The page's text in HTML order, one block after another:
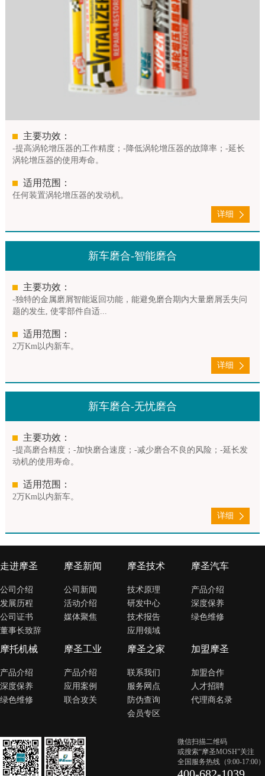
主要功效：
-提高涡轮增压器的工作精度；-降低涡轮增压器的故障率；-延长
涡轮增压器的使用寿命。
适用范围：
任何装置涡轮增压器的发动机。
详细
新车磨合-智能磨合
主要功效：
-独特的金属磨屑智能返回功能，能避免磨合期内大量磨屑丢失问
题的发生, 使零部件自适...
适用范围：
2万Km以内新车。
详细
新车磨合-无忧磨合
主要功效：
-提高磨合精度；-加快磨合速度；-减少磨合不良的风险；-延长发
动机的使用寿命。
适用范围：
2万Km以内新车。
详细
走进摩圣
公司介绍
发展历程
公司证书
董事长致辞
摩圣新闻
公司新闻
活动介绍
媒体聚焦
摩圣技术
技术原理
研发中心
技术报告
应用领域
摩圣汽车
产品介绍
深度保养
绿色维修
摩托机械
产品介绍
深度保养
绿色维修
摩圣工业
产品介绍
应用案例
联合攻关
摩圣之家
联系我们
服务网点
防伪查询
会员专区
加盟摩圣
加盟合作
人才招聘
代理商名录
微信扫描二维码
或搜索“摩圣MOSH”关注
全国服务热线（9:00-17:00）